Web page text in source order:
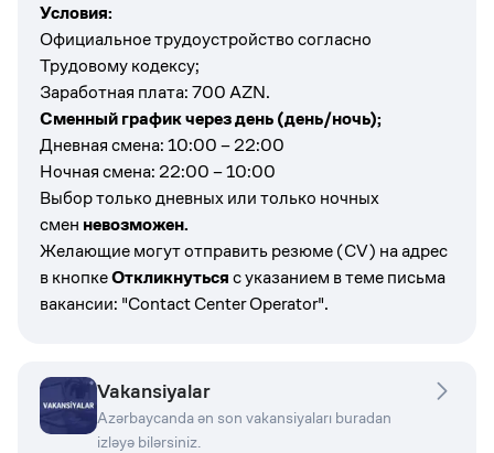
Условия:
Официальное трудоустройство согласно
Трудовому кодексу;
Заработная плата: 700 AZN.
Сменный график через день (день/ночь);
Дневная смена: 10:00 – 22:00
Ночная смена: 22:00 – 10:00
Выбор только дневных или только ночных
смен невозможен.
Желающие могут отправить резюме (CV) на адрес
в кнопкеОткликнутьсяс указанием в теме письма
вакансии: "Contact Center Operator".
Vakansiyalar
Azərbaycanda ən son vakansiyaları buradan
izləyə bilərsiniz.